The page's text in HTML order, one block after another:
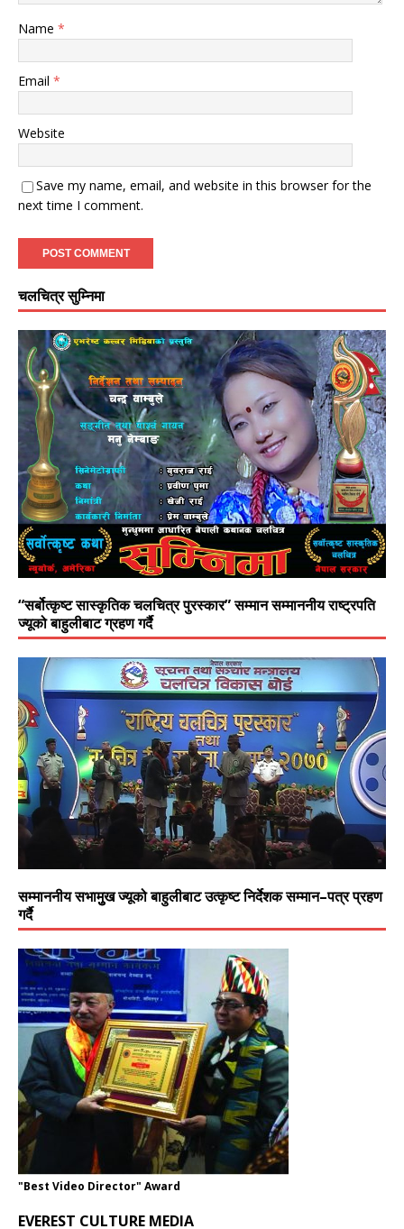
Name *
Email *
Website
Save my name, email, and website in this browser for the
next time I comment.
चलचित्र सुम्निमा
“सर्बोत्कृष्ट सास्कृतिक चलचित्र पुरस्कार” सम्मान सम्माननीय राष्ट्रपति
ज्यूको बाहुलीबाट ग्रहण गर्दै
सम्माननीय सभामुुख ज्यूको बाहुलीबाट उत्कृष्ट निर्देशक सम्मान–पत्र प्रहण
गर्दै
"Best Video Director" Award
EVEREST CULTURE MEDIA